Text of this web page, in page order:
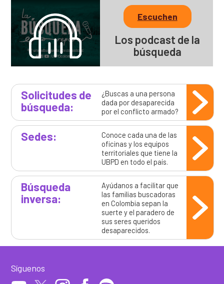
Escuchen
Los podcast de la
búsqueda
Solicitudes de
búsqueda:
¿Buscas a una persona
dada por desaparecida
por el conflicto armado?
Sedes:
Conoce cada una de las
oficinas y los equipos
territoriales que tiene la
UBPD en todo el país.
Búsqueda
inversa:
Ayúdanos a facilitar que
las familias buscadoras
en Colombia sepan la
suerte y el paradero de
sus seres queridos
desaparecidos.
Síguenos